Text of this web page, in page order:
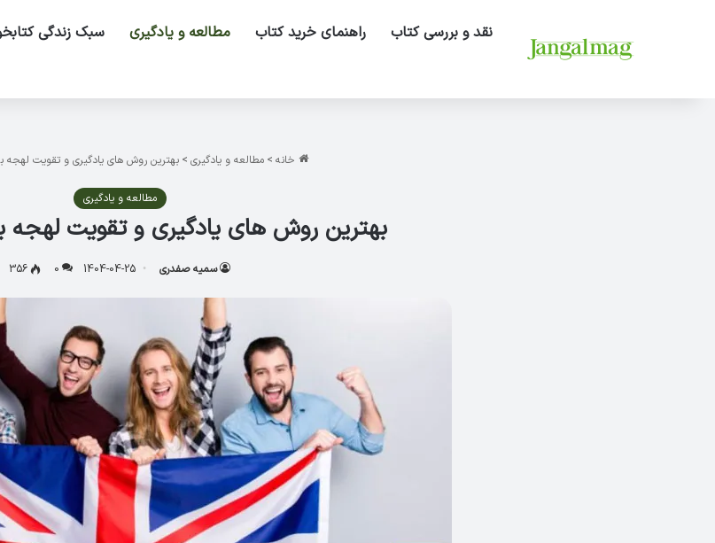
نقد و بررسی کتاب راهنمای خرید کتاب مطالعه و یادگیری سبک زندگی
خانه > مطالعه و یادگیری > بهترین روش های یادگیری و تقویت
مطالعه و یادگیری
بهترین روش های یادگیری و تقویت
سمیه صفدری 1404-04-25
0
356